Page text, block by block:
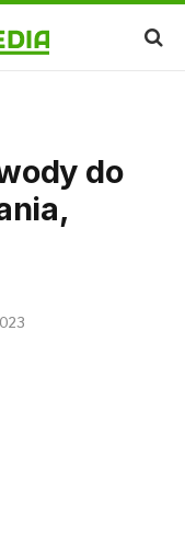
do